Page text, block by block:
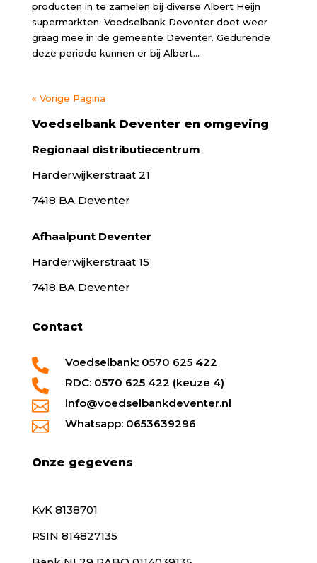
producten in te zamelen bij diverse Albert Heijn
supermarkten. Voedselbank Deventer doet weer
graag mee in de gemeente Deventer. Gedurende
deze periode kunnen er bij Albert...
« Vorige Pagina
Voedselbank Deventer en omgeving
Regionaal distributiecentrum
Harderwijkerstraat 21
7418 BA Deventer
Afhaalpunt Deventer
Harderwijkerstraat 15
7418 BA Deventer
Contact
 Voedselbank: 0570 625 422
 RDC: 0570 625 422 (keuze 4)
 info@voedselbankdeventer.nl
 Whatsapp: 0653639296
Onze gegevens
KvK 8138701
RSIN 814827135